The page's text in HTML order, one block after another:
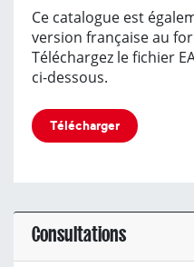
Ce catalogue est
version française au
Téléchargez le fichier
ci-dessous.
Télécharger
Consultations